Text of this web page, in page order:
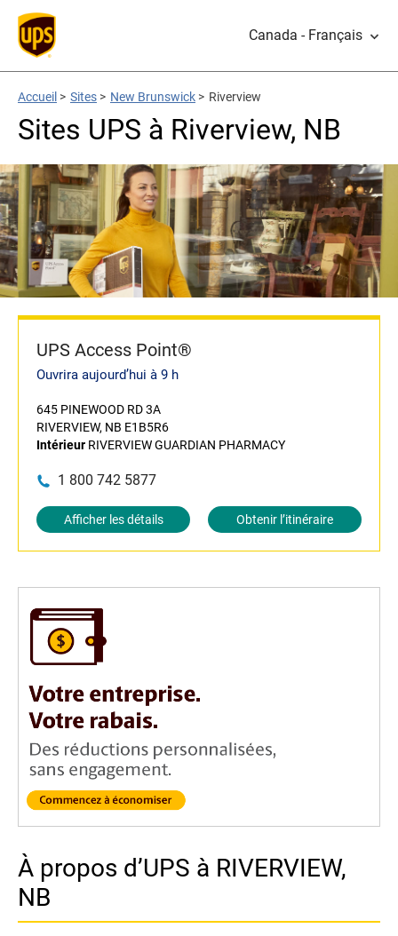
Canada - Français
Accueil > Sites > New Brunswick > Riverview
Sites UPS à Riverview, NB
UPS Access Point®
Ouvrira aujourd’hui à 9 h
645 PINEWOOD RD 3A
RIVERVIEW, NB E1B5R6
Intérieur RIVERVIEW GUARDIAN PHARMACY
1 800 742 5877
Afficher les détails Obtenir l’itinéraire
À propos d’UPS à RIVERVIEW,
NB